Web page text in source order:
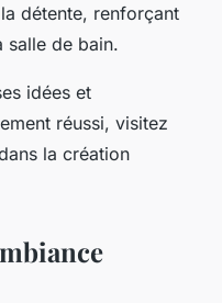
détente, renforçant
salle de bain.
idées et
réussi, visitez
la création